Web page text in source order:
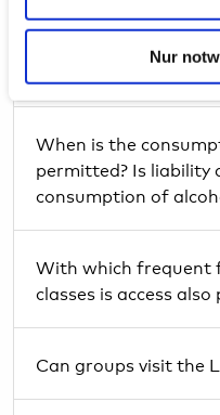
unsere Partner für
Analysen weiter. Unsere
zusammen, die Sie
haben. Weitere
finden Sie auch in der
We work with21 third
process your information.
Nur
Who is eligible to
When is the
permitted? Is liability
consumption of
With which frequent
classes is access also
Can groups visit the